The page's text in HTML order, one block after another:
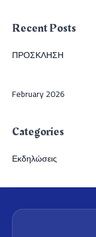
Recent Posts
ΠΡΟΣΚΛΗΣΗ
February 2026
Categories
Εκδηλώσεις